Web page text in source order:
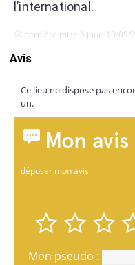
l’international.
dernière mise à jour: 10/09/
Avis
Ce lieu ne dispose pas
un.
Mon avis
déposer mon avis
Mon pseudo :